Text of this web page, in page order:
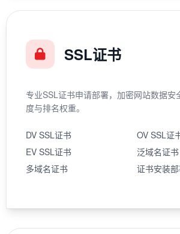
SSL证书
专业SSL证书申请部署，加密网站数据安
度与排名权重。
DV SSL证书
OV SSL证
EV SSL证书
泛域名证书
多域名证书
证书安装